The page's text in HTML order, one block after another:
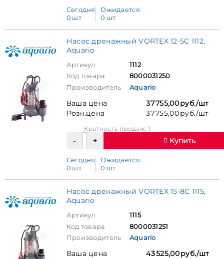
Сегодня
0 шт
Ожидается
0 шт
Насос дренажный VORTEX 12-5C 1112,
Aquario
Артикул
1112
Код товара
8000031250
Производитель
Aquario
Ваша цена
37 755,00 руб./шт
Розн.цена
37 755,00 руб./шт
Кратность продаж: 1
Купить
Сегодня
0 шт
Ожидается
0 шт
Насос дренажный VORTEX 15-8C 1115,
Aquario
Артикул
1115
Код товара
8000031251
Производитель
Aquario
Ваша цена
43 525,00 руб./шт